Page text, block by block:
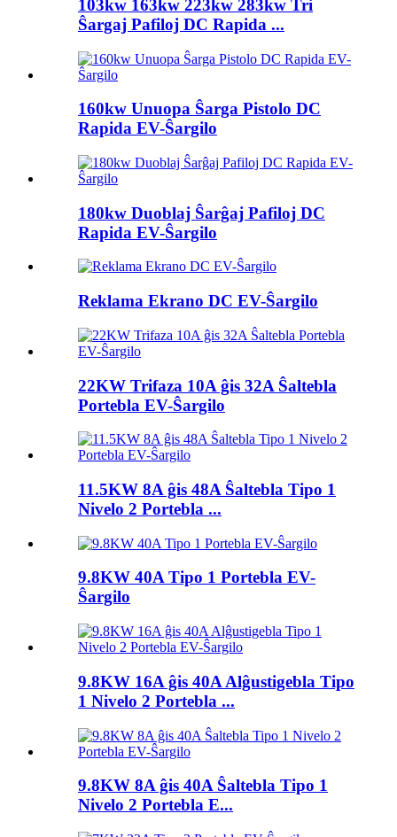
103kw 163kw 223kw 283kw Tri
Ŝargaj Pafiloj DC Rapida ...
160kw Unuopa Ŝarga Pistolo DC
Rapida EV-Ŝargilo
180kw Duoblaj Ŝarĝaj Pafiloj DC
Rapida EV-Ŝargilo
Reklama Ekrano DC EV-Ŝargilo
22KW Trifaza 10A ĝis 32A Ŝaltebla
Portebla EV-Ŝargilo
11.5KW 8A ĝis 48A Ŝaltebla Tipo 1
Nivelo 2 Portebla ...
9.8KW 40A Tipo 1 Portebla EV-
Ŝargilo
9.8KW 16A ĝis 40A Alĝustigebla Tipo
1 Nivelo 2 Portebla ...
9.8KW 8A ĝis 40A Ŝaltebla Tipo 1
Nivelo 2 Portebla E...